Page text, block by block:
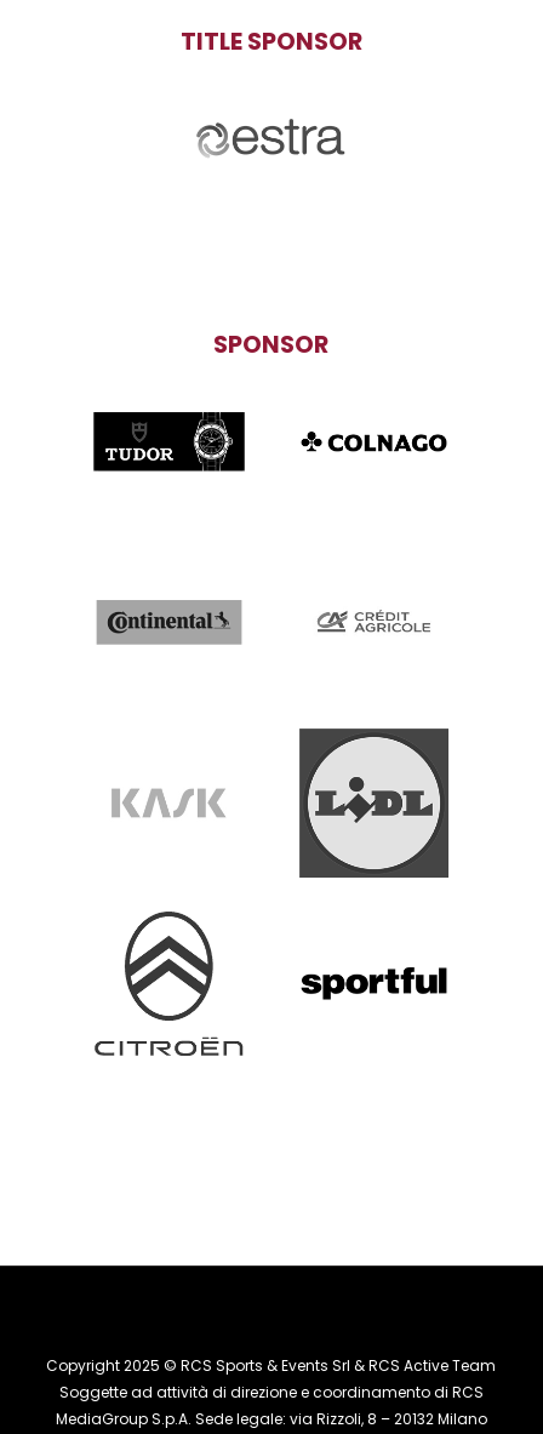
TITLE SPONSOR
SPONSOR
Copyright 2025 © RCS Sports & Events Srl & RCS Active Team
Soggette ad attività di direzione e coordinamento di RCS
MediaGroup S.p.A. Sede legale: via Rizzoli, 8 – 20132 Milano